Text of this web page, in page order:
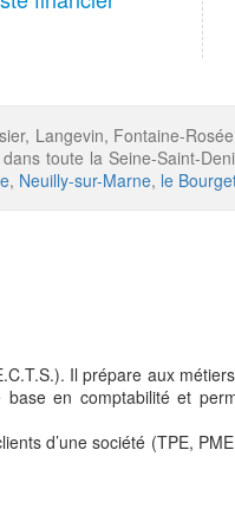
Langevin, Fontaine-
toute la Seine-Saint-
, Neuilly-sur-Marne, le
Il prépare aux
en comptabilité et
d’une société (TPE,